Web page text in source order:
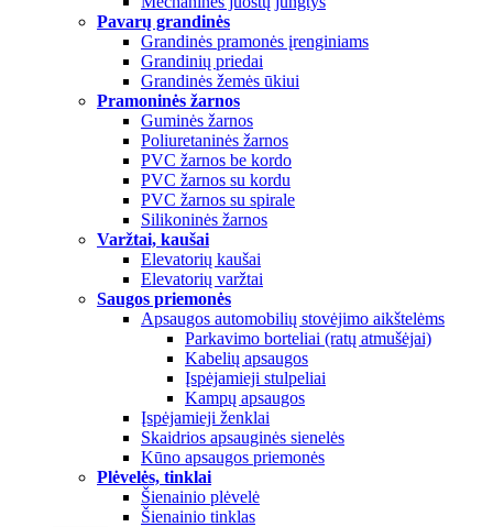
Pavarų grandinės
Grandinės pramonės įrenginiams
Grandinių priedai
Grandinės žemės ūkiui
Pramoninės žarnos
Guminės žarnos
Poliuretaninės žarnos
PVC žarnos be kordo
PVC žarnos su kordu
PVC žarnos su spirale
Silikoninės žarnos
Varžtai, kaušai
Elevatorių kaušai
Elevatorių varžtai
Saugos priemonės
Apsaugos automobilių stovėjimo aikštelėms
Parkavimo borteliai (ratų atmušėjai)
Kabelių apsaugos
Įspėjamieji stulpeliai
Kampų apsaugos
Įspėjamieji ženklai
Skaidrios apsauginės sienelės
Kūno apsaugos priemonės
Plėvelės, tinklai
Šienainio plėvelė
Šienainio tinklas